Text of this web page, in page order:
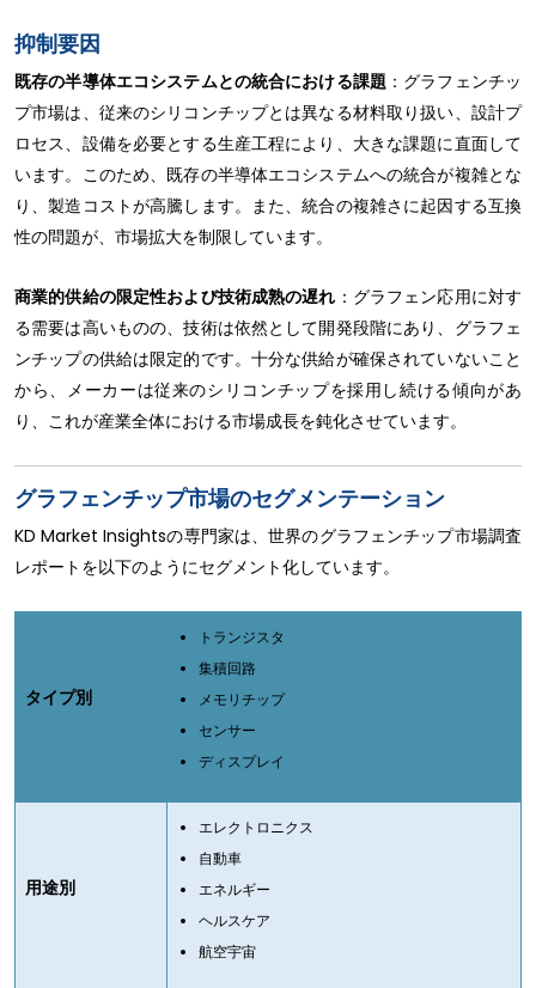
抑制要因
既存の半導体エコシステムとの統合における課題 ：グラフェンチッ
プ市場は、従来のシリコンチップとは異なる材料取り扱い、設計プ
ロセス、設備を必要とする生産工程により、大きな課題に直面して
います。このため、既存の半導体エコシステムへの統合が複雑とな
り、製造コストが高騰します。また、統合の複雑さに起因する互換
性の問題が、市場拡大を制限しています。
商業的供給の限定性および技術成熟の遅れ ：グラフェン応用に対す
る需要は高いものの、技術は依然として開発段階にあり、グラフェ
ンチップの供給は限定的です。十分な供給が確保されていないこと
から、メーカーは従来のシリコンチップを採用し続ける傾向があ
り、これが産業全体における市場成長を鈍化させています。
グラフェンチップ市場のセグメンテーション
KD Market Insightsの専門家は、世界のグラフェンチップ市場調査
レポートを以下のようにセグメント化しています。
タイプ別
トランジスタ
集積回路
メモリチップ
センサー
ディスプレイ
用途別
エレクトロニクス
自動車
エネルギー
ヘルスケア
航空宇宙